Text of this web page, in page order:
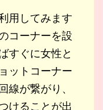
用してみます
コーナーを設
すぐに女性と
ットコーナー
線が繋がり、
けることが出